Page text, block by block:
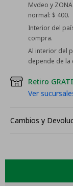
Mvdeo y
normal: $ 400.
Interior del
compra.
Al interior del
depende de la
Retiro
Ver
Cambios y